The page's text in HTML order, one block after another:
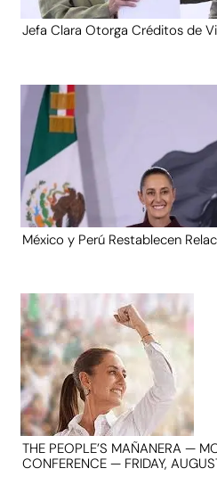
Jefa Clara Otorga Créditos de
México y Perú Restablecen
THE PEOPLE’S MAÑANERA —
CONFERENCE — FRIDAY,